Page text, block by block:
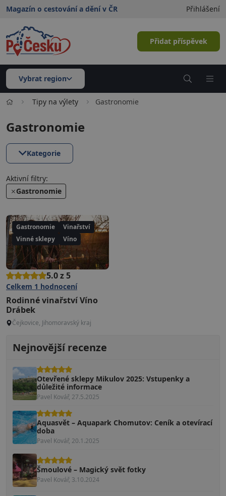
Magazín o cestování a dění v ČR Přihlášení
Přidat příspěvek
Vybrat region
Tipy na výlety Gastronomie
Gastronomie
Kategorie
Aktivní filtry:
Gastronomie
Gastronomie
Vinařství
Vinné sklepy
Víno
5.0 z 5
Celkem 1 hodnocení
Rodinné vinařství Víno
Drábek
Čejkovice, Jihomoravský kraj
Nejnovější recenze
Otevřené sklepy Mikulov 2025: Vstupenky a
důležité informace
Pavel Kovář, 27.5.2025
Aquasvět – Aquapark Chomutov: Ceník a otevírací
doba
Pavel Kovář, 20.1.2025
Šmoulové – Magický svět fotky
Pavel Kovář, 3.10.2024